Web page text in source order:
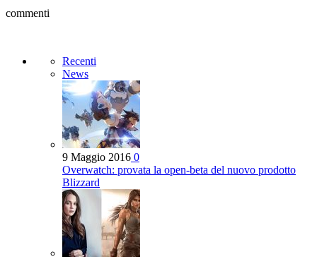
commenti
Recenti
News
9 Maggio 2016 0
Overwatch: provata la open-beta del nuovo prodotto
Blizzard